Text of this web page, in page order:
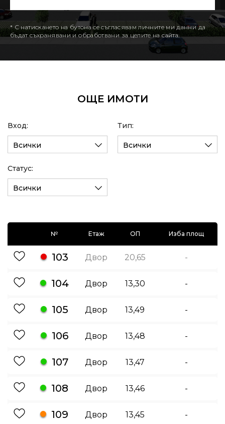
* С натискането на бутона се съгласявам личните ми данни да
бъдат съхранявани и обработвани за целите на сайта.
ОЩЕ ИМОТИ
Вход:
Всички
Тип:
Всички
Статус:
Всички
№ Етаж ОП Изба площ
103 Двор 20,65 -
104 Двор 13,30 -
105 Двор 13,49 -
106 Двор 13,48 -
107 Двор 13,47 -
108 Двор 13,46 -
109 Двор 13,45 -